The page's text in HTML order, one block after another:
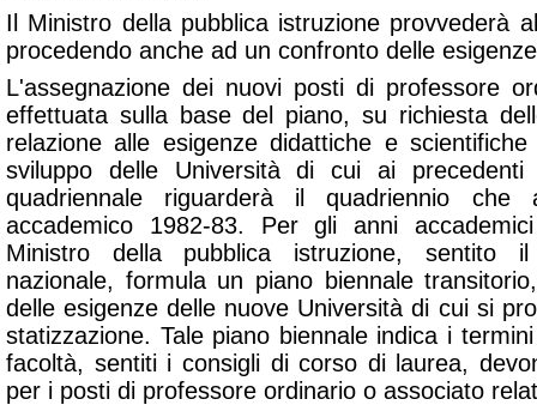
Il Ministro della pubblica istruzione provvederà
procedendo anche ad un confronto delle
L'assegnazione dei nuovi posti di professore
effettuata sulla base del piano, su richiesta
relazione alle esigenze didattiche e
sviluppo delle Università di cui ai
quadriennale riguarderà il quadriennio
accademico 1982-83. Per gli anni
Ministro della pubblica istruzione, sentito il
nazionale, formula un piano biennale
delle esigenze delle nuove Università di cui si
statizzazione. Tale piano biennale indica i
facoltà, sentiti i consigli di corso di laurea,
per i posti di professore ordinario o associato